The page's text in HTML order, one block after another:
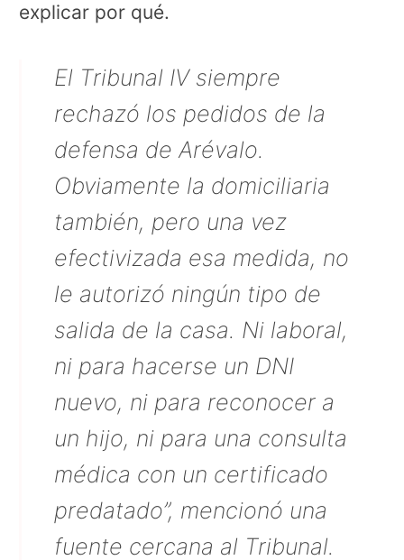
explicar por qué.
El Tribunal IV siempre
rechazó los pedidos de la
defensa de Arévalo.
Obviamente la domiciliaria
también, pero una vez
efectivizada esa medida, no
le autorizó ningún tipo de
salida de la casa. Ni laboral,
ni para hacerse un DNI
nuevo, ni para reconocer a
un hijo, ni para una consulta
médica con un certificado
predatado”, mencionó una
fuente cercana al Tribunal.